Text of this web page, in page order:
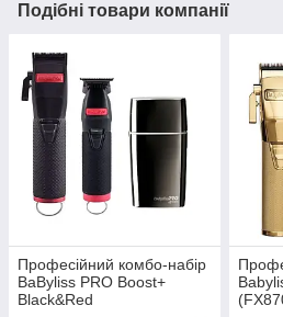
Подібні товари компанії
Професійний комбо-набір
BaByliss PRO Boost+
Black&Red